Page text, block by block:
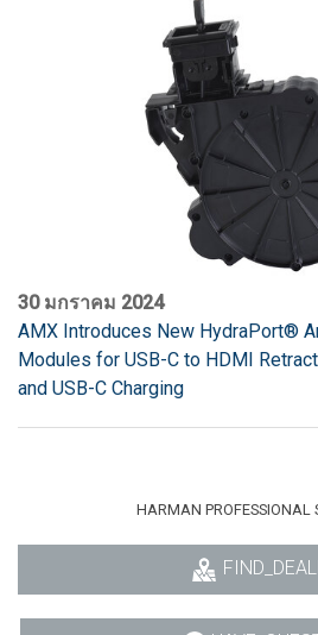
30 มกราคม 2024
AMX Introduces New HydraPort®
Modules for USB-C to HDMI
and USB-C Charging
HARMAN PROFESSIONAL